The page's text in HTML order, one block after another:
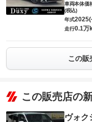
車両本体価
(税込)
年式2025(
走行0.1万
この販
この販売店の
ヴォク